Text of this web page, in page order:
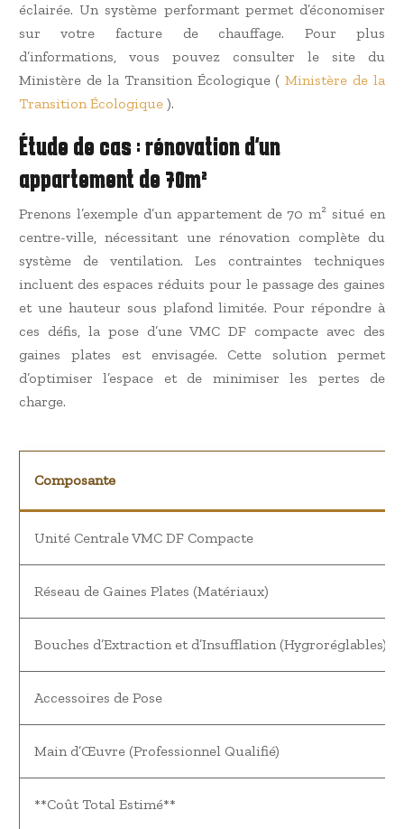
éclairée. Un système performant permet d’économiser
sur votre facture de chauffage. Pour plus
d’informations, vous pouvez consulter le site du
Ministère de la Transition Écologique (Ministère de la
Transition Écologique ).
Étude de cas : rénovation d’un
appartement de 70m²
Prenons l’exemple d’un appartement de 70 m² situé en
centre-ville, nécessitant une rénovation complète du
système de ventilation. Les contraintes techniques
incluent des espaces réduits pour le passage des gaines
et une hauteur sous plafond limitée. Pour répondre à
ces défis, la pose d’une VMC DF compacte avec des
gaines plates est envisagée. Cette solution permet
d’optimiser l’espace et de minimiser les pertes de
charge.
Composante
Unité Centrale VMC DF Compacte
Réseau de Gaines Plates (Matériaux)
Bouches d’Extraction et d’Insufflation (Hygroréglables)
Accessoires de Pose
Main d’Œuvre (Professionnel Qualifié)
**Coût Total Estimé**